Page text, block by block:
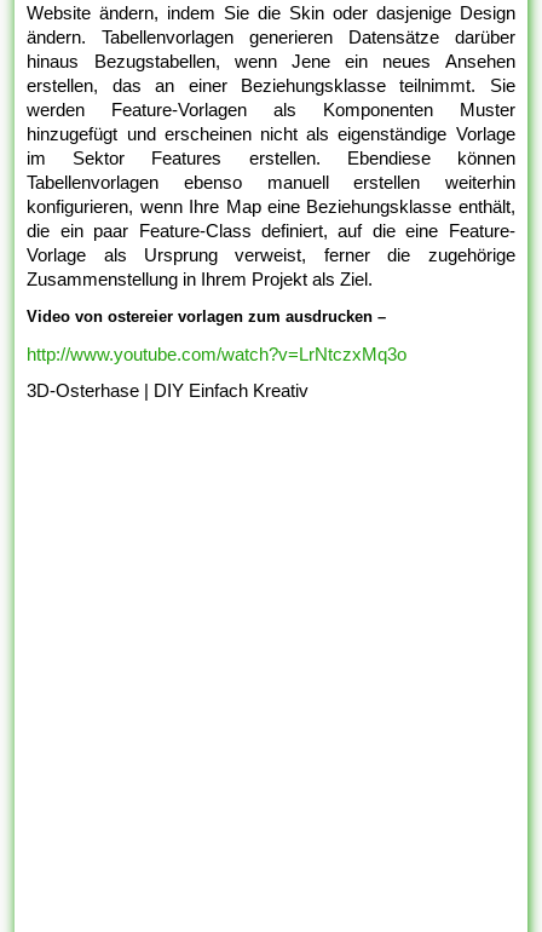
Website ändern, indem Sie die Skin oder dasjenige Design
ändern. Tabellenvorlagen generieren Datensätze darüber
hinaus Bezugstabellen, wenn Jene ein neues Ansehen
erstellen, das an einer Beziehungsklasse teilnimmt. Sie
werden Feature-Vorlagen als Komponenten Muster
hinzugefügt und erscheinen nicht als eigenständige Vorlage
im Sektor Features erstellen. Ebendiese können
Tabellenvorlagen ebenso manuell erstellen weiterhin
konfigurieren, wenn Ihre Map eine Beziehungsklasse enthält,
die ein paar Feature-Class definiert, auf die eine Feature-
Vorlage als Ursprung verweist, ferner die zugehörige
Zusammenstellung in Ihrem Projekt als Ziel.
Video von ostereier vorlagen zum ausdrucken –
http://www.youtube.com/watch?v=LrNtczxMq3o
3D-Osterhase | DIY Einfach Kreativ